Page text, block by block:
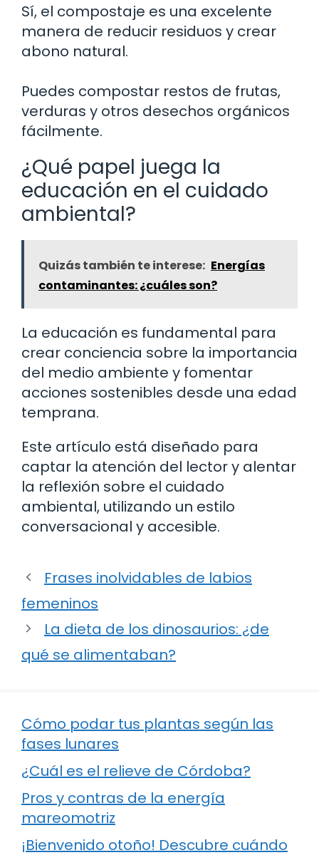
Sí, el compostaje es una excelente
manera de reducir residuos y crear
abono natural.
Puedes compostar restos de frutas,
verduras y otros desechos orgánicos
fácilmente.
¿Qué papel juega la
educación en el cuidado
ambiental?
Quizás también te interese: Energías
contaminantes: ¿cuáles son?
La educación es fundamental para
crear conciencia sobre la importancia
del medio ambiente y fomentar
acciones sostenibles desde una edad
temprana.
Este artículo está diseñado para
captar la atención del lector y alentar
la reflexión sobre el cuidado
ambiental, utilizando un estilo
conversacional y accesible.
Frases inolvidables de labios
femeninos
La dieta de los dinosaurios: ¿de
qué se alimentaban?
Cómo podar tus plantas según las
fases lunares
¿Cuál es el relieve de Córdoba?
Pros y contras de la energía
mareomotriz
¡Bienvenido otoño! Descubre cuándo